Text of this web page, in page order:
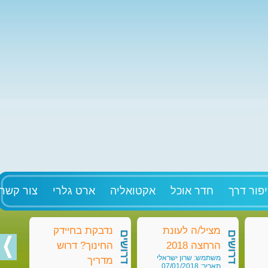
דרך חדר אוכל אקטואליה ארט גלרי צור
מציל/ה לעונת
הרחצה 2018
משתמש: שרון ישראלי
תאריך: 07/01/2018
דרושים
נדבקת בחיידק
החינוך? דרוש
מדריך
דרושים דרושים